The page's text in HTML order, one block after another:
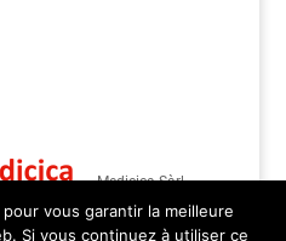
– Medicica Sàrl –
réservés
vous garantir la meilleure
Si vous continuez à utiliser ce